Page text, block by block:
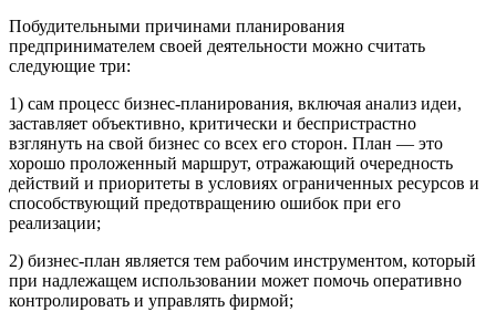
Побудительными причинами планирования
предпринимателем своей деятельности можно считать
следующие три:
1) сам процесс бизнес-планирования, включая анализ идеи,
заставляет объективно, критически и беспристрастно
взглянуть на свой бизнес со всех его сторон. План — это
хорошо проложенный маршрут, отражающий очередность
действий и приоритеты в условиях ограниченных ресурсов и
способствующий предотвращению ошибок при его
реализации;
2) бизнес-план является тем рабочим инструментом, который
при надлежащем использовании может помочь опе­ративно
контролировать и управлять фирмой;